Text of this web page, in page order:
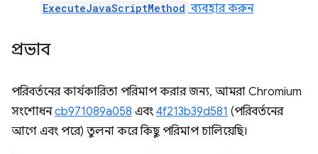
ExecuteJavaScriptMethod ব্যবহার করুন
প্রভাব
পরিবর্তনের কার্যকারিতা পরিমাপ করার জন্য, আমরা Chromium
সংশোধনcb971089a058 এবং 4f213b39d581 (পরিবর্তনের
আগে এবং পরে) তুলনা করে কিছু পরিমাপ চালিয়েছি।